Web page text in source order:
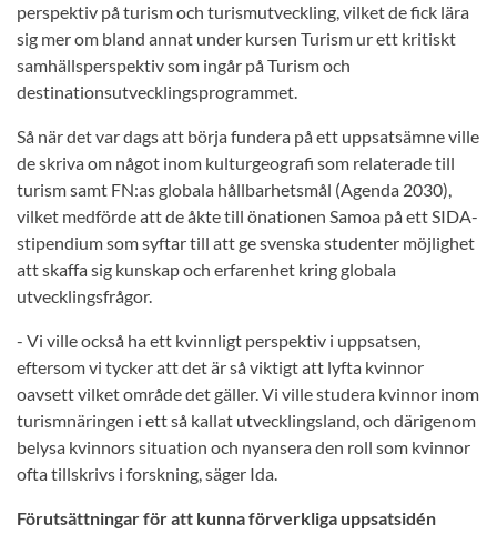
perspektiv på turism och turismutveckling, vilket de fick lära
sig mer om bland annat under kursen Turism ur ett kritiskt
samhällsperspektiv som ingår på Turism och
destinationsutvecklingsprogrammet.
Så när det var dags att börja fundera på ett uppsatsämne ville
de skriva om något inom kulturgeografi som relaterade till
turism samt FN:as globala hållbarhetsmål (Agenda 2030),
vilket medförde att de åkte till önationen Samoa på ett SIDA-
stipendium som syftar till att ge svenska studenter möjlighet
att skaffa sig kunskap och erfarenhet kring globala
utvecklingsfrågor.
- Vi ville också ha ett kvinnligt perspektiv i uppsatsen,
eftersom vi tycker att det är så viktigt att lyfta kvinnor
oavsett vilket område det gäller. Vi ville studera kvinnor inom
turismnäringen i ett så kallat utvecklingsland, och därigenom
belysa kvinnors situation och nyansera den roll som kvinnor
ofta tillskrivs i forskning, säger Ida.
Förutsättningar för att kunna förverkliga uppsatsidén